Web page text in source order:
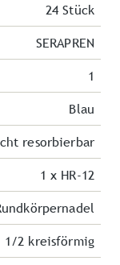
24 Stück
SERAPREN
1
Blau
resorbierbar
1 x HR-12
1/2 kreisförmig